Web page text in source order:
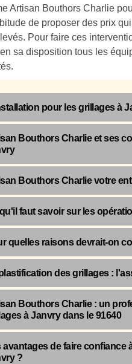
Artisan Bouthors Charlie
de proposer des prix
Pour faire ces
sa disposition tous les
pour les grillages à
Bouthors Charlie et ses
Bouthors Charlie votre
faut savoir sur les
quelles raisons devrait-on
des grillages :
Bouthors Charlie : un
à Janvry dans le 91640
avantages de faire
?